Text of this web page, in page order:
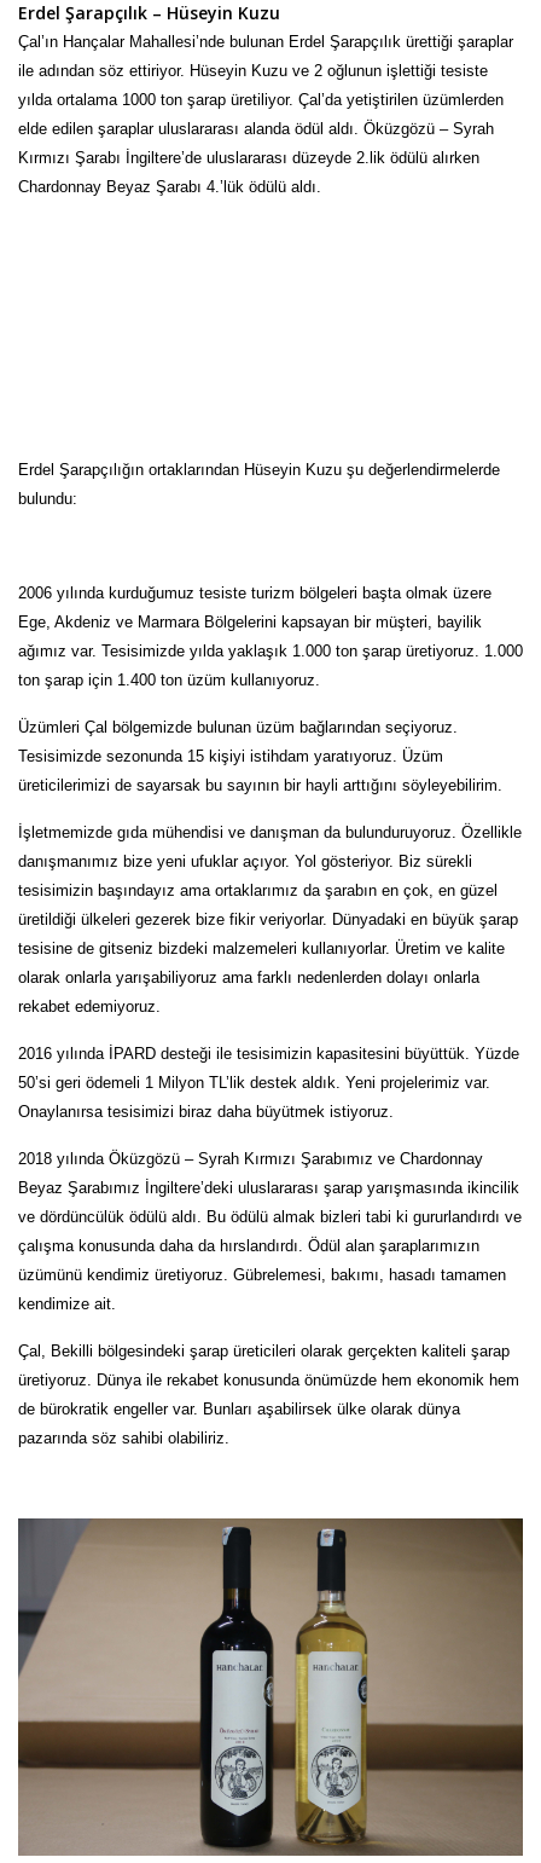
Erdel Şarapçılık – Hüseyin Kuzu
Çal’ın Hançalar Mahallesi’nde bulunan Erdel Şarapçılık ürettiği şaraplar
ile adından söz ettiriyor. Hüseyin Kuzu ve 2 oğlunun işlettiği tesiste
yılda ortalama 1000 ton şarap üretiliyor. Çal’da yetiştirilen üzümlerden
elde edilen şaraplar uluslararası alanda ödül aldı. Öküzgözü – Syrah
Kırmızı Şarabı İngiltere’de uluslararası düzeyde 2.lik ödülü alırken
Chardonnay Beyaz Şarabı 4.’lük ödülü aldı.
Erdel Şarapçılığın ortaklarından Hüseyin Kuzu şu değerlendirmelerde
bulundu:
2006 yılında kurduğumuz tesiste turizm bölgeleri başta olmak üzere
Ege, Akdeniz ve Marmara Bölgelerini kapsayan bir müşteri, bayilik
ağımız var. Tesisimizde yılda yaklaşık 1.000 ton şarap üretiyoruz. 1.000
ton şarap için 1.400 ton üzüm kullanıyoruz.
Üzümleri Çal bölgemizde bulunan üzüm bağlarından seçiyoruz.
Tesisimizde sezonunda 15 kişiyi istihdam yaratıyoruz. Üzüm
üreticilerimizi de sayarsak bu sayının bir hayli arttığını söyleyebilirim.
İşletmemizde gıda mühendisi ve danışman da bulunduruyoruz. Özellikle
danışmanımız bize yeni ufuklar açıyor. Yol gösteriyor. Biz sürekli
tesisimizin başındayız ama ortaklarımız da şarabın en çok, en güzel
üretildiği ülkeleri gezerek bize fikir veriyorlar. Dünyadaki en büyük şarap
tesisine de gitseniz bizdeki malzemeleri kullanıyorlar. Üretim ve kalite
olarak onlarla yarışabiliyoruz ama farklı nedenlerden dolayı onlarla
rekabet edemiyoruz.
2016 yılında İPARD desteği ile tesisimizin kapasitesini büyüttük. Yüzde
50’si geri ödemeli 1 Milyon TL’lik destek aldık. Yeni projelerimiz var.
Onaylanırsa tesisimizi biraz daha büyütmek istiyoruz.
2018 yılında Öküzgözü – Syrah Kırmızı Şarabımız ve Chardonnay
Beyaz Şarabımız İngiltere’deki uluslararası şarap yarışmasında ikincilik
ve dördüncülük ödülü aldı. Bu ödülü almak bizleri tabi ki gururlandırdı ve
çalışma konusunda daha da hırslandırdı. Ödül alan şaraplarımızın
üzümünü kendimiz üretiyoruz. Gübrelemesi, bakımı, hasadı tamamen
kendimize ait.
Çal, Bekilli bölgesindeki şarap üreticileri olarak gerçekten kaliteli şarap
üretiyoruz. Dünya ile rekabet konusunda önümüzde hem ekonomik hem
de bürokratik engeller var. Bunları aşabilirsek ülke olarak dünya
pazarında söz sahibi olabiliriz.